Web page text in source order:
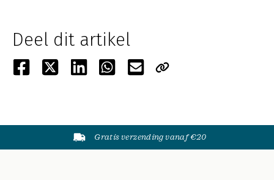
Deel dit artikel
Gratis verzending vanaf €20